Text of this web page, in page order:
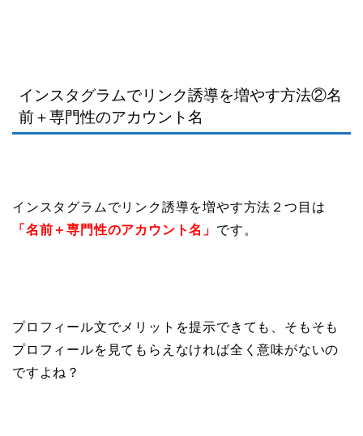
インスタグラムでリンク誘導を増やす方法②名
前＋専門性のアカウント名
インスタグラムでリンク誘導を増やす方法２つ目は
「名前＋専門性のアカウント名」 です。
プロフィール文でメリットを提示できても、そもそも
プロフィールを見てもらえなければ全く意味がないの
ですよね？